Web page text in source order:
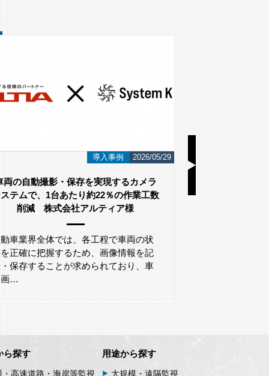
導入事例 2026/05/29
両の自動撮影・保存を実現するカメラ
テムで、1台あたり約22％の作業工数
削減 株式会社アルティア様
車業界全体では、各工程で車両の状
正確に把握するため、画像情報を記
保存することが求められており、車
画…
こんにちは！
AI画像認識シス
す。 今回は監
ら探す
・高速道路・海岸等監視
用途から探す
大規模・遠隔監視